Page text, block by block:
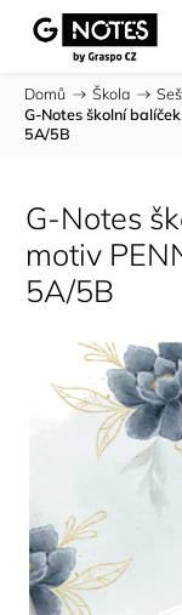
Domů / Škola /
G-Notes školní
5A/5B
G-Notes
motiv
5A/5B